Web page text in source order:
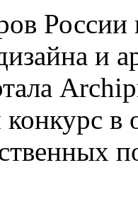
России
и
в